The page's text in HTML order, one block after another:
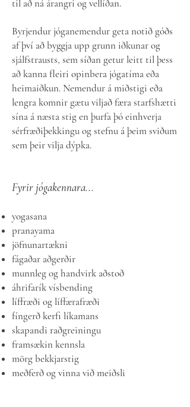
til að ná árangri og vellíðan.
Byrjendur jóganemendur geta notið góðs
af því að byggja upp grunn iðkunar og
sjálfstrausts, sem síðan getur leitt til þess
að kanna fleiri opinbera jógatíma eða
heimaiðkun. Nemendur á miðstigi eða
lengra komnir gætu viljað færa starfshætti
sína á næsta stig en þurfa þó einhverja
sérfræðiþekkingu og stefnu á þeim sviðum
sem þeir vilja dýpka.
Fyrir jógakennara...
yogasana
pranayama
jöfnunartækni
fágaðar aðgerðir
munnleg og handvirk aðstoð
áhrifarík vísbending
líffræði og líffærafræði
fíngerð kerfi líkamans
skapandi raðgreiningu
framsækin kennsla
mörg bekkjarstig
meðferð og vinna við meiðsli